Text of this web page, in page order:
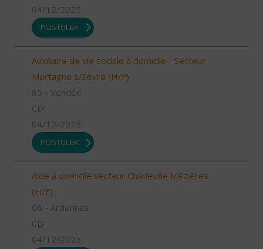
04/12/2025
POSTULER
Auxiliaire de vie sociale à domicile - Secteur
Mortagne s/Sèvre (H/F)
85 - Vendée
CDI
04/12/2025
POSTULER
Aide à domicile secteur Charleville Mézières
(H/F)
08 - Ardennes
CDI
04/12/2025